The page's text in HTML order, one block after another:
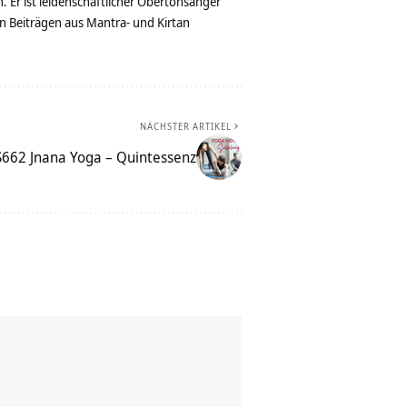
Beiträgen aus Mantra- und Kirtan
NÄCHSTER ARTIKEL
Jnana Yoga – Quintessenz